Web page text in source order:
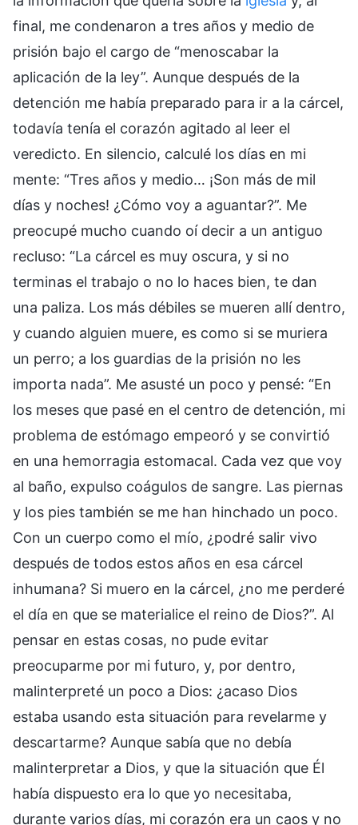
final, me condenaron a tres años y medio de
prisión bajo el cargo de “menoscabar la
aplicación de la ley”. Aunque después de la
detención me había preparado para ir a la cárcel,
todavía tenía el corazón agitado al leer el
veredicto. En silencio, calculé los días en mi
mente: “Tres años y medio… ¡Son más de mil
días y noches! ¿Cómo voy a aguantar?”. Me
preocupé mucho cuando oí decir a un antiguo
recluso: “La cárcel es muy oscura, y si no
terminas el trabajo o no lo haces bien, te dan
una paliza. Los más débiles se mueren allí dentro,
y cuando alguien muere, es como si se muriera
un perro; a los guardias de la prisión no les
importa nada”. Me asusté un poco y pensé: “En
los meses que pasé en el centro de detención, mi
problema de estómago empeoró y se convirtió
en una hemorragia estomacal. Cada vez que voy
al baño, expulso coágulos de sangre. Las piernas
y los pies también se me han hinchado un poco.
Con un cuerpo como el mío, ¿podré salir vivo
después de todos estos años en esa cárcel
inhumana? Si muero en la cárcel, ¿no me perderé
el día en que se materialice el reino de Dios?”. Al
pensar en estas cosas, no pude evitar
preocuparme por mi futuro, y, por dentro,
malinterpreté un poco a Dios: ¿acaso Dios
estaba usando esta situación para revelarme y
descartarme? Aunque sabía que no debía
malinterpretar a Dios, y que la situación que Él
había dispuesto era lo que yo necesitaba,
durante varios días, mi corazón era un caos y no